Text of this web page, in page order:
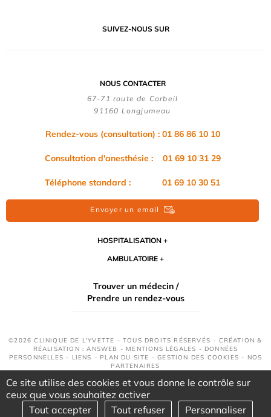
SUIVEZ-NOUS SUR
NOUS CONTACTER
67-71 route de Corbeil
91160 Longjumeau
Rendez-vous (consultation) : 01 86 86 10 10
Consultation d'anesthésie : 01 69 10 31 29
Téléphone standard : 01 69 10 30 51
Envoyer un email
HOSPITALISATION
AMBULATOIRE
Trouver un médecin /
Prendre un rendez-vous
©2026 CLINIQUE DE L'YVETTE - TOUS DROITS RÉSERVÉS - CRÉATION &
RÉALISATION : ANSWEB - MENTIONS LÉGALES - DONNÉES
PERSONNELLES - LIENS - PLAN DU SITE -GESTION DES COOKIES - NOS
PARTENAIRES
Ce site utilise des cookies et vous donne le contrôle sur
ceux que vous souhaitez activer
Tout accepter
Tout refuser Personnaliser